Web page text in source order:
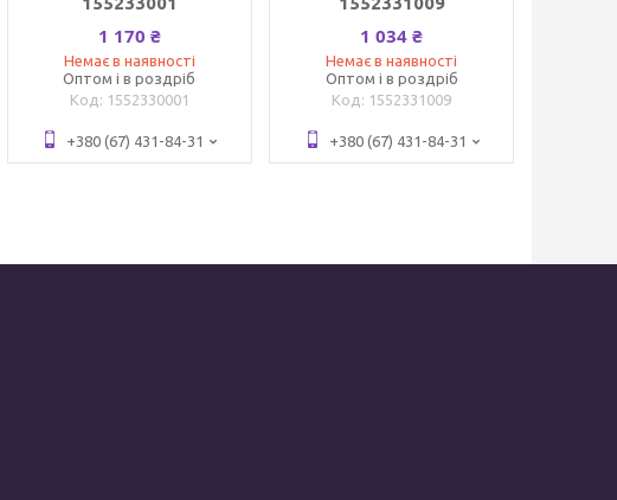
1 170 ₴
Немає в наявності
Оптом і в роздріб
1552330001
+380 (67) 431-84-31
1 034 ₴
Немає в наявності
Оптом і в роздріб
1552331009
+380 (67) 431-84-31